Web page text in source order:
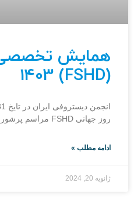
همایش تخصصی
(FSHD) 1403
روز جهانی FSHD مراسم پرشوری را برگزار نمود.
ادامه مطلب »
ژانویه 20, 2024